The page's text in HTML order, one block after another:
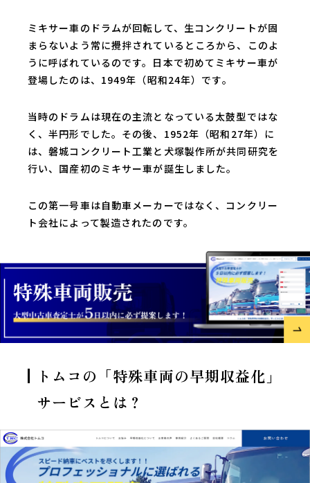
ミキサー車のドラムが回転して、生コンクリートが固
まらないよう常に攪拌されているところから、このよ
うに呼ばれているのです。日本で初めてミキサー車が
登場したのは、1949年（昭和24年）です。
当時のドラムは現在の主流となっている太鼓型ではな
く、半円形でした。その後、1952年（昭和27年）に
は、磐城コンクリート工業と犬塚製作所が共同研究を
行い、国産初のミキサー車が誕生しました。
この第一号車は自動車メーカーではなく、コンクリー
ト会社によって製造されたのです。
トムコの「特殊車両の早期収益化」
サービスとは？